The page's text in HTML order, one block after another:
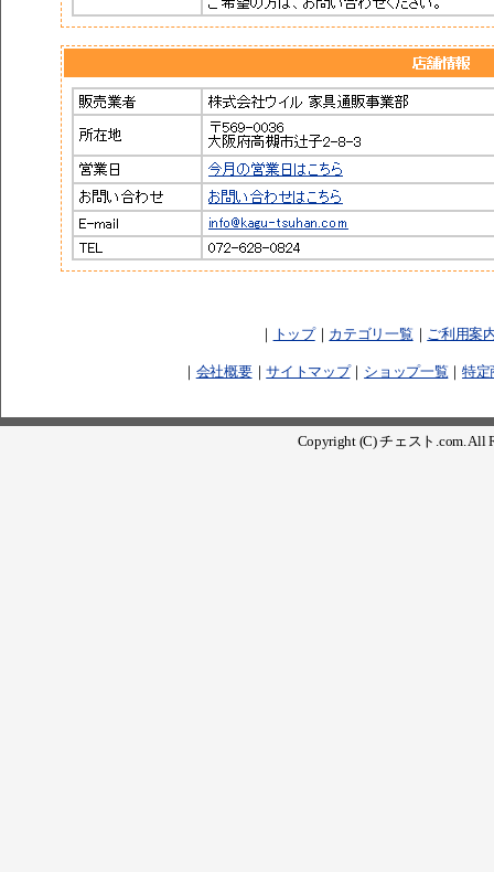
｜ トップ｜ カテゴリ一覧 ｜ ご利用案
｜ 会社概要｜サイトマップ｜ ショップ一覧 ｜特定
Copyright (C) チェスト.com. All